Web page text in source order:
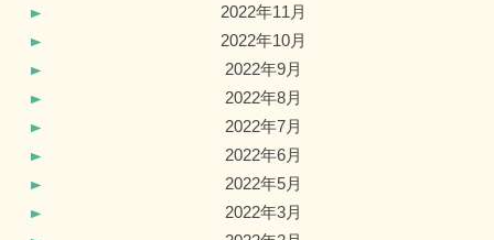
2022年11月
2022年10月
2022年9月
2022年8月
2022年7月
2022年6月
2022年5月
2022年3月